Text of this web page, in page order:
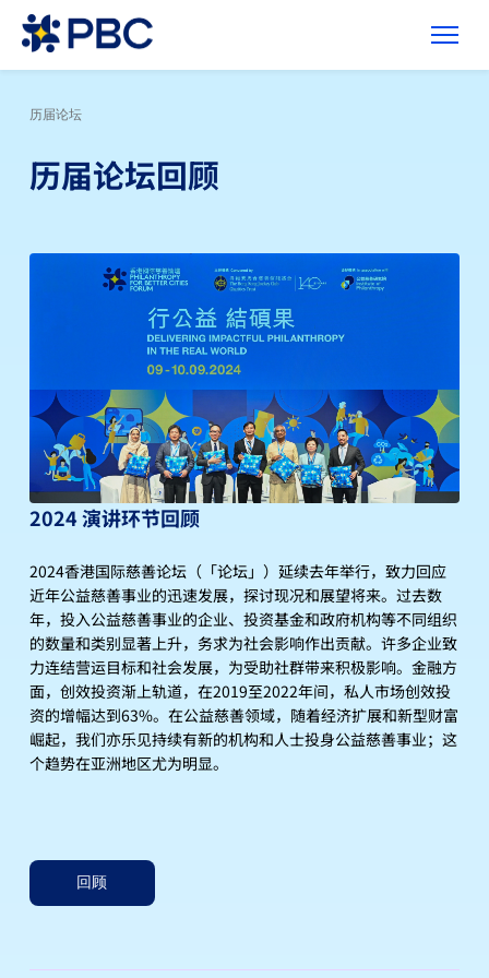
历届论坛
历届论坛回顾
2024 演讲环节回顾
2024香港国际慈善论坛（「论坛」）延续去年举行，致力回应
近年公益慈善事业的迅速发展，探讨现况和展望将来。过去数
年，投入公益慈善事业的企业、投资基金和政府机构等不同组织
的数量和类别显著上升，务求为社会影响作出贡献。许多企业致
力连结营运目标和社会发展，为受助社群带来积极影响。金融方
面，创效投资渐上轨道，在2019至2022年间，私人市场创效投
资的增幅达到63%。在公益慈善领域，随着经济扩展和新型财富
崛起，我们亦乐见持续有新的机构和人士投身公益慈善事业；这
个趋势在亚洲地区尤为明显。
回顾